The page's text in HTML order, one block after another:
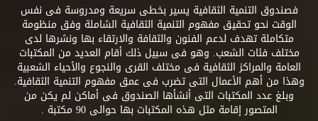
فصندوق التنمية الثقافية يسير بخطى سريعة ومدروسة فى نفس
الوقت نحو تحقيق مفهوم التنمية الثقافية الشاملة وفق منظومة
متكاملة تهدف لدعم الفنون والثقافة والارتقاء بها ونشرها لدى
مختلف فئات الشعب. وهو فى سبيل ذلك أقام العديد من المكتبات
العامة والمراكز الثقافية فى مختلف القرى والنجوع والأحياء الشعبية
وهذا من أهم الأعمال التى تضرب فى عمق مفهوم التنمية الثقافية.
وبلغ عدد المكتبات التى أنشأها الصندوق فى أماكن لم يكن من
المتصور إقامة مثل هذه المكتبات بها حوالى 90 مكتبة .